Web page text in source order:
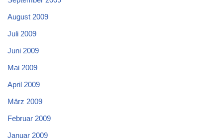
August 2009
Juli 2009
Juni 2009
Mai 2009
April 2009
März 2009
Februar 2009
Januar 2009